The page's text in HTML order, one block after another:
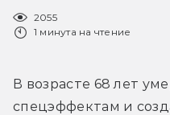
2055
1 минута на чтение
В возрасте 68 лет
спецэффектам и